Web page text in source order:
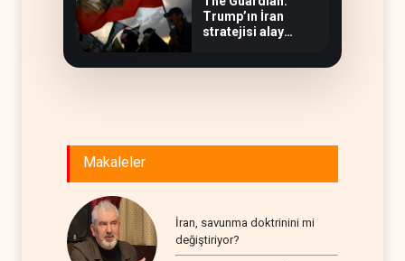
Trump’ın İran
stratejisi alay
Makaleler
İran, savunma doktrinini mi
değiştiriyor?